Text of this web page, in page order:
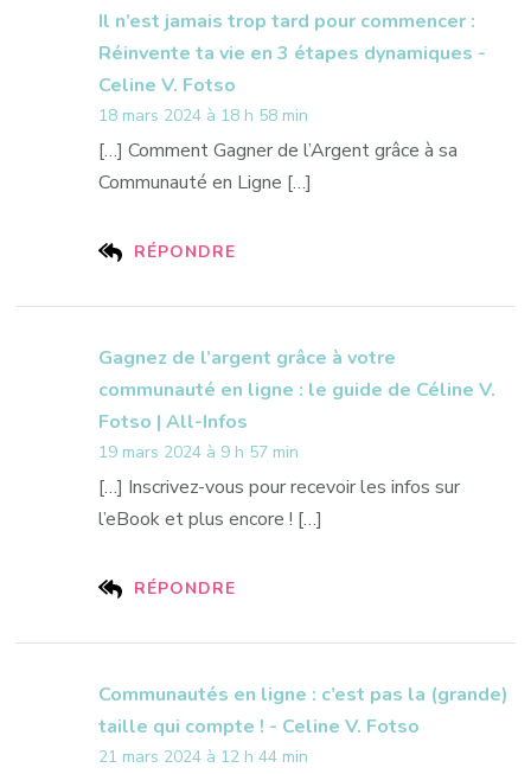
Il n’est jamais trop tard pour commencer :
Réinvente ta vie en 3 étapes dynamiques -
Celine V. Fotso
18 mars 2024 à 18 h 58 min
RÉPONDRE
[…] Comment Gagner de l’Argent grâce à sa
Communauté en Ligne […]
Gagnez de l’argent grâce à votre
communauté en ligne : le guide de Céline V.
Fotso | All-Infos
19 mars 2024 à 9 h 57 min
RÉPONDRE
[…] Inscrivez-vous pour recevoir les infos sur
l’eBook et plus encore ! […]
Communautés en ligne : c’est pas la (grande)
taille qui compte ! - Celine V. Fotso
21 mars 2024 à 12 h 44 min